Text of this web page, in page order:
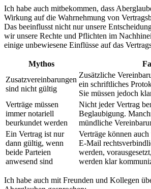
Ich habe auch mitbekommen, dass
Wirkung auf die Wahrnehmung von
Das beeinflusst nicht nur unsere
wir unsere Rechte und Pflichten im
einige unbewiesene Einflüsse auf das
Mythos
Zusatzvereinbarungen
sind nicht gültig
Zusätzliche
ein schriftliches
Sie müssen jedoch
Verträge müssen
immer notariell
beurkundet werden
Nicht jeder Vertrag
Beglaubigung.
mündliche
Ein Vertrag ist nur
dann gültig, wenn
beide Parteien
anwesend sind
Verträge können
E-Mail
werden,
werden klar
Ich habe auch mit Freunden und Kollegen